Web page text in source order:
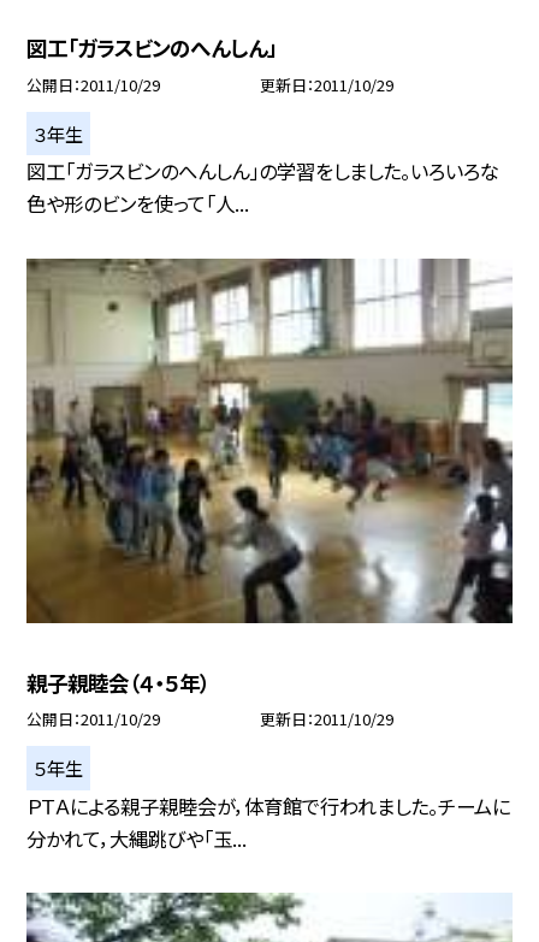
図工「ガラスビンのへんしん」
公開日 2011/10/29 更新日 2011/10/29
３年生
図工「ガラスビンのへんしん」の学習をしました。いろいろな
色や形のビンを使って「人...
親子親睦会（４・５年）
公開日 2011/10/29 更新日 2011/10/29
５年生
ＰＴＡによる親子親睦会が，体育館で行われました。チームに
分かれて，大縄跳びや「玉...